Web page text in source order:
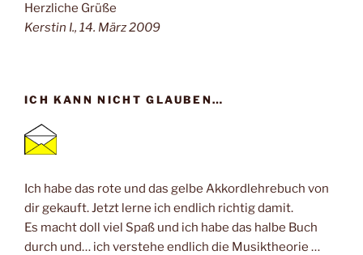
Herzliche Grüße
Kerstin I., 14. März 2009
ICH KANN NICHT GLAUBEN…
Ich habe das rote und das gelbe Akkordlehrebuch von
dir gekauft. Jetzt lerne ich endlich richtig damit.
Es macht doll viel Spaß und ich habe das halbe Buch
durch und… ich verstehe endlich die Musiktheorie …